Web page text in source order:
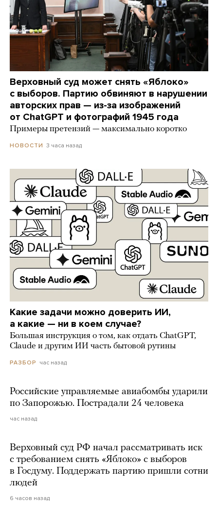
Верховный суд может снять «Яблоко»
с выборов. Партию обвиняют в нарушении
авторских прав — из-за изображений
от ChatGPT и фотографий 1945 года
Примеры претензий — максимально коротко
НОВОСТИ 3 часа назад
Какие задачи можно доверить ИИ,
а какие — ни в коем случае?
Большая инструкция о том, как отдать ChatGPT,
Claude и другим ИИ часть бытовой рутины
РАЗБОР час назад
Российские управляемые авиабомбы ударили
по Запорожью. Пострадали 24 человека
час назад
Верховный суд РФ начал рассматривать иск
с требованием снять «Яблоко» с выборов
в Госдуму. Поддержать партию пришли сотни
людей
6 часов назад